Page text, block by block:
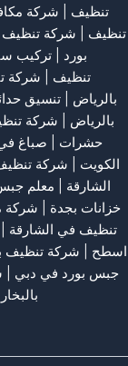
تنظيف
شركة
تنظيف
شركة تنظيف
بورد | تركيب
تنظيف
شركة
بالرياض
تنسيق
بالرياض
شركة
حشرات
صباغ
الكويت
شركة
الشارقة
معلم
خزانات بجدة
شركة
تنظيف في الشارقة
اسطح
شركة تنظيف
جبس بورد في دبي
بالبخار